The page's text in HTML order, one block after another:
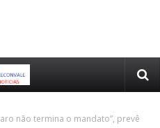
não termina o mandato”, prevê